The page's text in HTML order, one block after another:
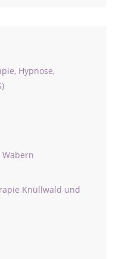
Hypnose,
Knüllwald und